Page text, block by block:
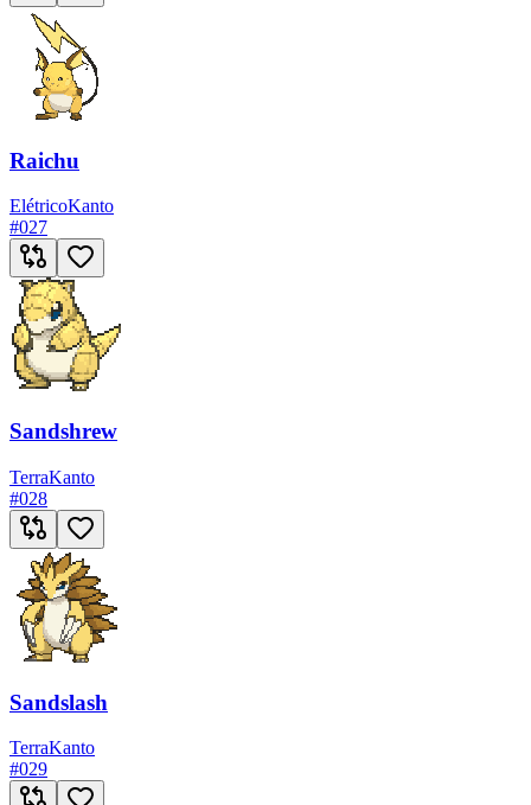
Raichu
ElétricoKanto
#027
Sandshrew
TerraKanto
#028
Sandslash
TerraKanto
#029